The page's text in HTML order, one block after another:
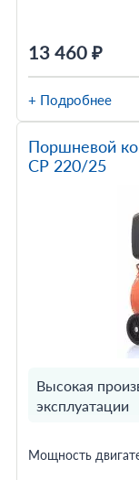
13 460 ₽
+ Подробнее
Поршневой
CP 220/25
Высокая
эксплуатации
Мощность